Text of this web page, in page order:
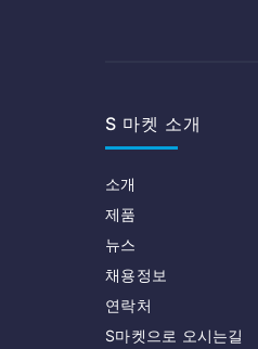
S 마켓 소개
소개
제품
뉴스
채용정보
연락처
S마켓으로 오시는길